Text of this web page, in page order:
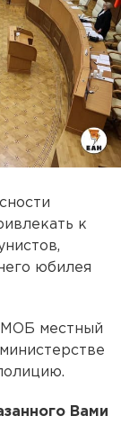
к
юбилея
МОБ местный
Вами